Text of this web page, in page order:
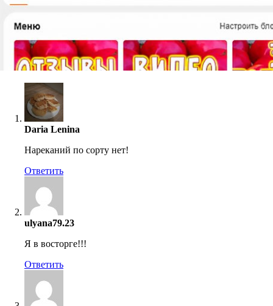
Daria Lenina
Нареканий по сорту нет!
Ответить
ulyana79.23
Я в восторге!!!
Ответить